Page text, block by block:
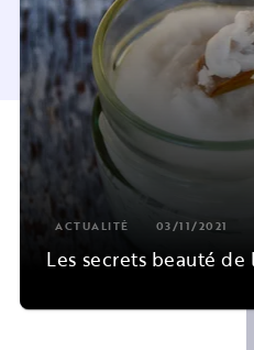
ACTUALITÉ 03/11/2021
Les secrets beauté